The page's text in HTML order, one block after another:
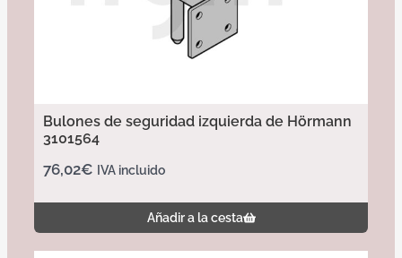
Bulones de seguridad izquierda de Hörmann
3101564
76,02€ IVA incluido
Añadir a la cesta